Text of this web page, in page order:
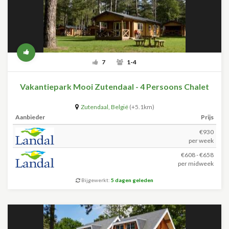
7 1-4
Vakantiepark Mooi Zutendaal - 4 Persoons Chalet
Zutendaal, België (+5.1km)
Aanbieder
Prijs
€930
per week
€608 - €658
per midweek
Bijgewerkt: 5 dagen geleden